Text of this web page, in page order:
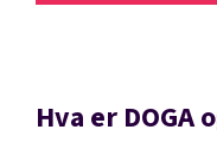
Hva er DOGA